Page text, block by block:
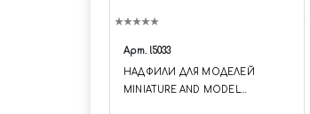
Арт. l5033
НАДФИЛИ ДЛЯ МОДЕЛЕЙ
MINIATURE AND MODEL